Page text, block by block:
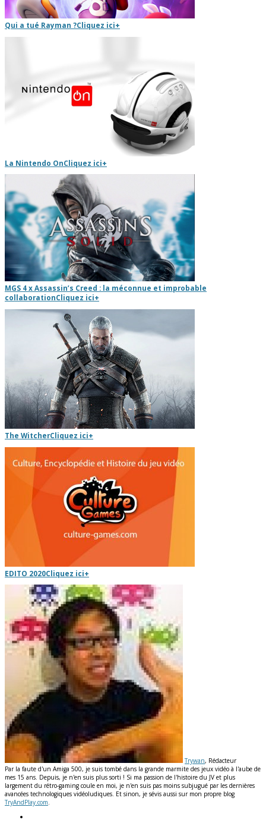
Qui a tué Rayman ?Cliquez ici+
La Nintendo OnCliquez ici+
MGS 4 x Assassin’s Creed : la méconnue et improbable
collaborationCliquez ici+
The WitcherCliquez ici+
EDITO 2020Cliquez ici+
Trywan, Rédacteur
Par la faute d'un Amiga 500, je suis tombé dans la grande marmite des jeux vidéo à l'aube de
mes 15 ans. Depuis, je n'en suis plus sorti ! Si ma passion de l'histoire du JV et plus
largement du rétro-gaming coule en moi, je n'en suis pas moins subjugué par les dernières
avancées technologiques vidéoludiques. Et sinon, je sévis aussi sur mon propre blog
TryAndPlay.com.